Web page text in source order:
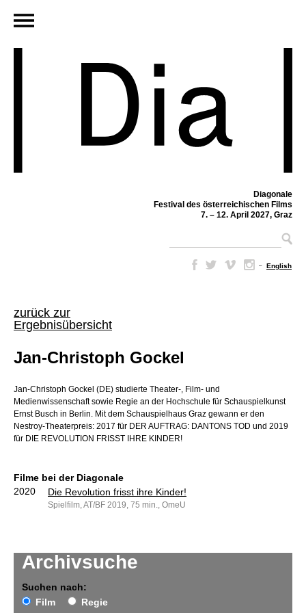
Diagonale
Festival des österreichischen Films
7. – 12. April 2027, Graz
– English
zurück zur
Ergebnisübersicht
Archivsuche
Suchen nach:
Film
Regie
Jan-Christoph Gockel
Jan-Christoph Gockel (DE) studierte Theater-, Film- und
Medienwissenschaft sowie Regie an der Hochschule für Schauspielkunst
Ernst Busch in Berlin. Mit dem Schauspielhaus Graz gewann er den
Nestroy-Theaterpreis: 2017 für DER AUFTRAG: DANTONS TOD und 2019
für DIE REVOLUTION FRISST IHRE KINDER!
Filme bei der Diagonale
2020
Die Revolution frisst ihre Kinder!
Spielfilm, AT/BF 2019, 75 min., OmeU